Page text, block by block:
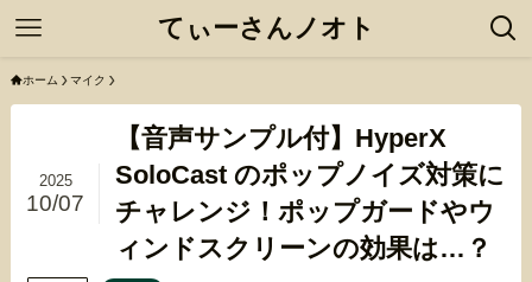
てぃーさんノオト
ホーム マイク
【音声サンプル付】HyperX
SoloCast のポップノイズ対策に
チャレンジ！ポップガードやウ
ィンドスクリーンの効果は…？
2025
10/07